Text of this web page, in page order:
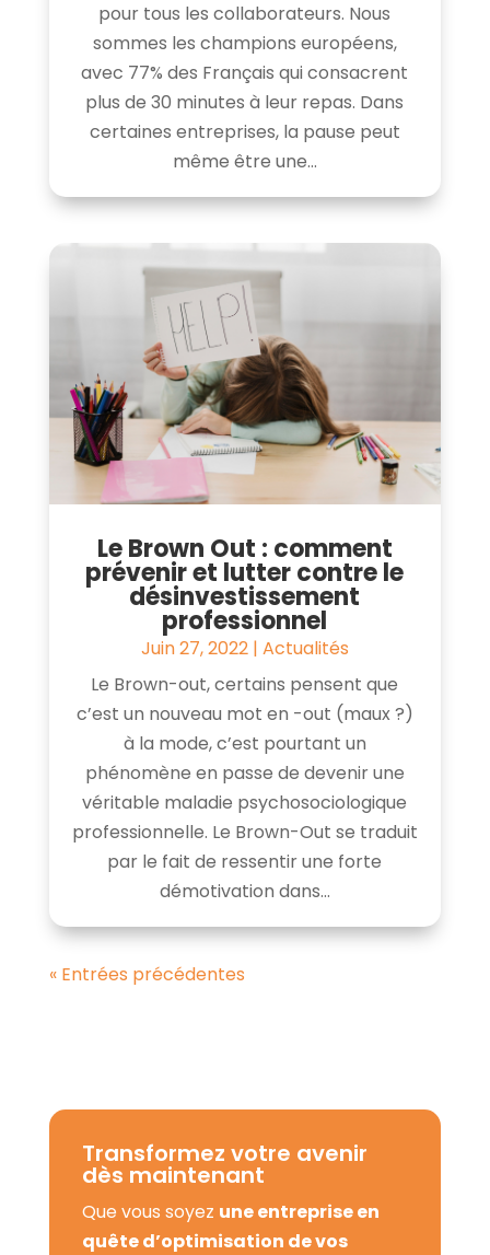
pour tous les collaborateurs. Nous
sommes les champions européens,
avec 77% des Français qui consacrent
plus de 30 minutes à leur repas. Dans
certaines entreprises, la pause peut
même être une...
Le Brown Out : comment
prévenir et lutter contre le
désinvestissement
professionnel
Juin 27, 2022| Actualités
Le Brown-out, certains pensent que
c’est un nouveau mot en -out (maux ?)
à la mode, c’est pourtant un
phénomène en passe de devenir une
véritable maladie psychosociologique
professionnelle. Le Brown-Out se traduit
par le fait de ressentir une forte
démotivation dans...
« Entrées précédentes
Transformez votre avenir
dès maintenant
Que vous soyez une entreprise en
quête d’optimisation de vos